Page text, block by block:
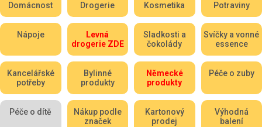
Domácnost Drogerie Kosmetika Potraviny
Nápoje
Levná
drogerie ZDE
Sladkosti a
čokolády
Svíčky a vonné
essence
Kancelářské
potřeby
Bylinné
produkty
Německé
produkty
Péče o zuby
Péče o dítě
Nákup podle
značek
Kartonový
prodej
Výhodná
balení